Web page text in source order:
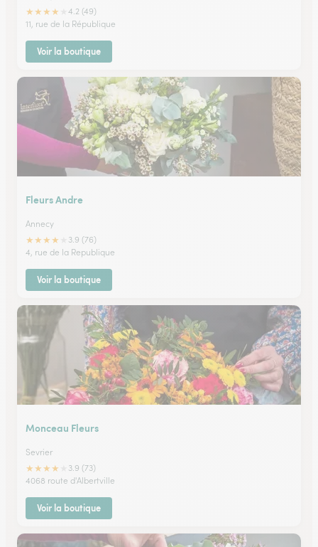
★★★★
4.2 (49)
11, rue de la République
Voir la boutique
Fleurs Andre
Annecy
★★★★
3.9 (76)
4, rue de la Republique
Voir la boutique
Monceau Fleurs
Sevrier
★★★★
3.9 (73)
4068 route d'Albertville
Voir la boutique